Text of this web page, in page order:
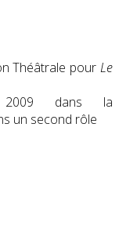
Théâtrale pour Le
2009 dans la
un second rôle